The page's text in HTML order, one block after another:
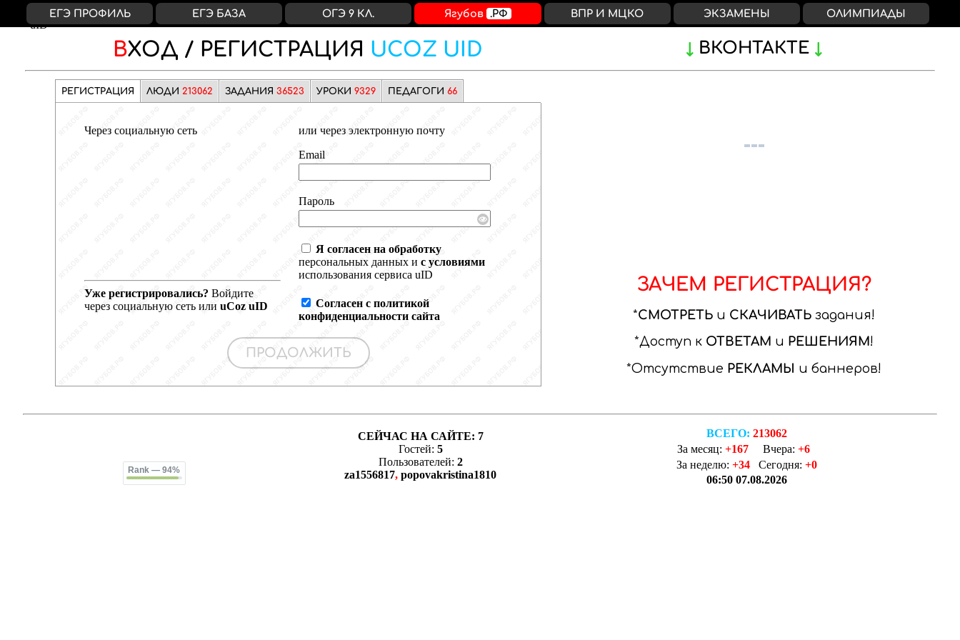
ВХОД / РЕГИСТРАЦИЯ UCOZ UID ВКОНТАКТЕ
РЕГИСТРАЦИЯ ЛЮДИ 213062 ЗАДАНИЯ 36523 УРОКИ 9329 ПЕДАГОГИ 66
Через социальную сеть
ВКонтакте
Яндекс
Google
Facebook
uCoz
uID
Уже регистрировались? Войдите
через социальную сеть или uCoz uID
или через электронную почту
Email
Пароль
Я согласен на обработку
персональных данных и с условиями
использования сервиса uID
Согласен с политикой
конфиденциальности сайта
ЗАЧЕМ РЕГИСТРАЦИЯ?
СМОТРЕТЬ и СКАЧИВАТЬ задания
Доступ к ОТВЕТАМ и РЕШЕНИЯМ
Отсутствие РЕКЛАМЫ и баннеров
ЕГЭ ПРОФИЛЬ ЕГЭ БАЗА ОГЭ 9 КЛ. Ягубов .РФ ВПР И МЦКО ЭКЗАМЕНЫ ОЛИМПИАДЫ
Rank — 94%
СЕЙЧАС НА САЙТЕ: 7
Гостей: 5
Пользователей: 2
za1556817, popovakristina1810
ВСЕГО: 213062
За месяц: +167 Вчера: +6
За неделю: +34 Сегодня: +0
06:50 07.08.2026